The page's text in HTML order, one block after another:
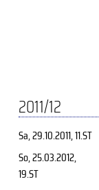
2011/12
Sa, 29.10.2011, 11.ST
So, 25.03.2012,
19.ST